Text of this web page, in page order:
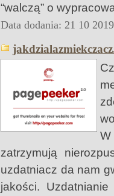
“walczą” o
Data dodania: 21 10
W
zatrzymują
uzdatniacz da nam
jakości.